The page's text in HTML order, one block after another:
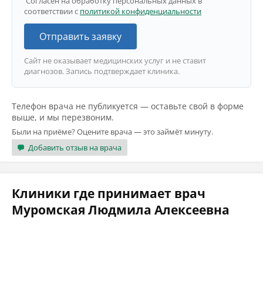
соответствии с политикой конфиденциальности
Отправить заявку
Сайт не оказывает медицинских услуг и не ставит
диагнозов. Запись подтверждает клиника.
Телефон врача не публикуется — оставьте свой в форме
выше, и мы перезвоним.
Были на приёме? Оцените врача — это займёт минуту.
Добавить отзыв на врача
Клиники где принимает врач
Муромская Людмила Алексеевна